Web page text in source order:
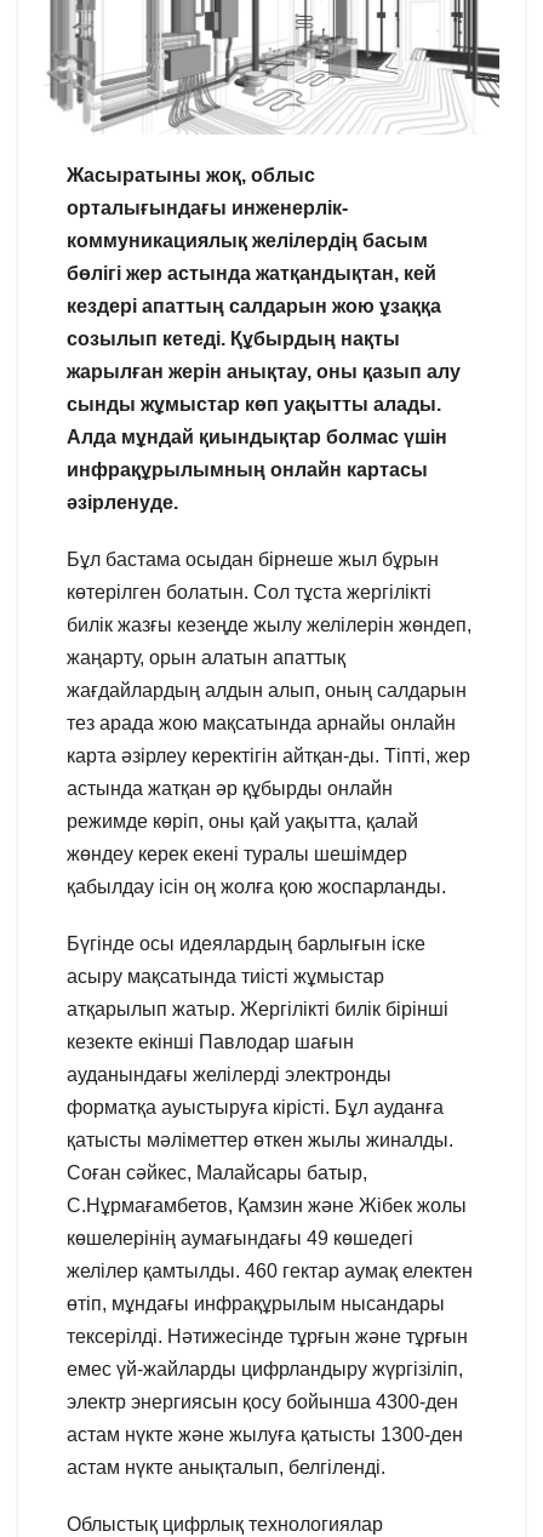
Жасыратыны жоқ, облыс
орталығындағы инженерлік-
коммуникациялық желілердің басым
бөлігі жер астында жатқандықтан, кей
кездері апаттың салдарын жою ұзаққа
созылып кетеді. Құбырдың нақты
жарылған жерін анықтау, оны қазып алу
сынды жұмыстар көп уақытты алады.
Алда мұндай қиындықтар болмас үшін
инфрақұрылымның онлайн картасы
әзірленуде.
Бұл бастама осыдан бірнеше жыл бұрын
көтерілген болатын. Сол тұста жергілікті
билік жазғы кезеңде жылу желілерін жөндеп,
жаңарту, орын алатын апаттық
жағдайлардың алдын алып, оның салдарын
тез арада жою мақсатында арнайы онлайн
карта әзірлеу керектігін айтқан-ды. Тіпті, жер
астында жатқан әр құбырды онлайн
режимде көріп, оны қай уақытта, қалай
жөндеу керек екені туралы шешімдер
қабылдау ісін оң жолға қою жоспарланды.
Бүгінде осы идеялардың барлығын іске
асыру мақсатында тиісті жұмыстар
атқарылып жатыр. Жергілікті билік бірінші
кезекте екінші Павлодар шағын
ауданындағы желілерді электронды
форматқа ауыстыруға кірісті. Бұл ауданға
қатысты мәліметтер өткен жылы жиналды.
Соған сәйкес, Малайсары батыр,
С.Нұрмағамбетов, Қамзин және Жібек жолы
көшелерінің аумағындағы 49 көшедегі
желілер қамтылды. 460 гектар аумақ електен
өтіп, мұндағы инфрақұрылым нысандары
тексерілді. Нәтижесінде тұрғын және тұрғын
емес үй-жайларды цифрландыру жүргізіліп,
электр энергиясын қосу бойынша 4300-ден
астам нүкте және жылуға қатысты 1300-ден
астам нүкте анықталып, белгіленді.
Облыстық цифрлық технологиялар